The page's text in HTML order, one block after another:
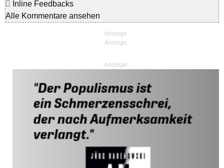
Inline Feedbacks
Alle Kommentare ansehen
Anzeige